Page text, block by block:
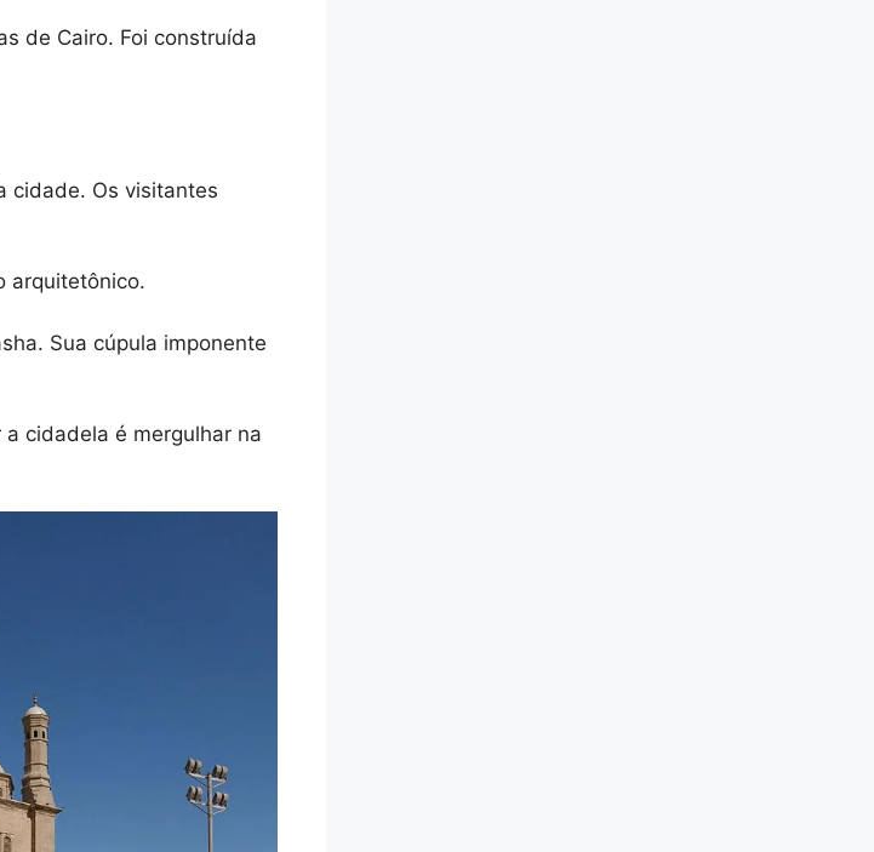
de Cairo. Foi construída
cidade. Os visitantes
arquitetônico.
Sua cúpula imponente
cidadela é mergulhar na